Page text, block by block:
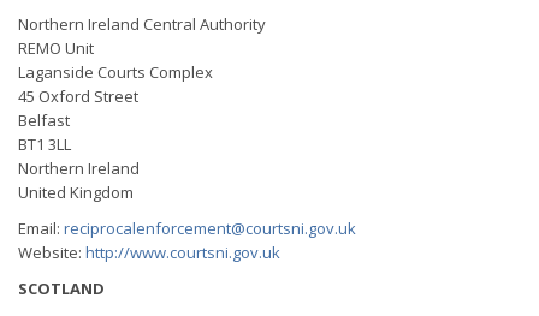
Northern Ireland Central Authority
REMO Unit
Laganside Courts Complex
45 Oxford Street
Belfast
BT1 3LL
Northern Ireland
United Kingdom
Email: reciprocalenforcement@courtsni.gov.uk
Website: http://www.courtsni.gov.uk
SCOTLAND